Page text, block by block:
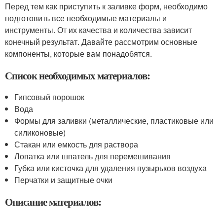
Перед тем как приступить к заливке форм, необходимо
подготовить все необходимые материалы и
инструменты. От их качества и количества зависит
конечный результат. Давайте рассмотрим основные
компоненты, которые вам понадобятся.
Список необходимых материалов:
Гипсовый порошок
Вода
Формы для заливки (металлические, пластиковые или
силиконовые)
Стакан или емкость для раствора
Лопатка или шпатель для перемешивания
Губка или кисточка для удаления пузырьков воздуха
Перчатки и защитные очки
Описание материалов: